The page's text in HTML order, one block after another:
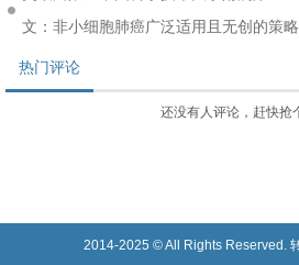
文：非小细胞肺癌广泛适用且无创的策略
热门评论
还没有人评论，赶快抢
2014-2025 © All Rights Reserved.